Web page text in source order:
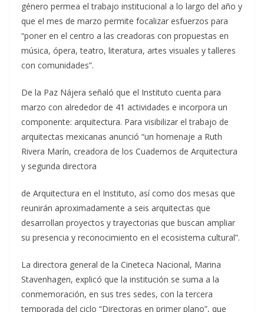
género permea el trabajo institucional a lo largo del año y
que el mes de marzo permite focalizar esfuerzos para
“poner en el centro a las creadoras con propuestas en
música, ópera, teatro, literatura, artes visuales y talleres
con comunidades”.
De la Paz Nájera señaló que el Instituto cuenta para
marzo con alrededor de 41 actividades e incorpora un
componente: arquitectura. Para visibilizar el trabajo de
arquitectas mexicanas anunció “un homenaje a Ruth
Rivera Marín, creadora de los Cuadernos de Arquitectura
y segunda directora
de Arquitectura en el Instituto, así como dos mesas que
reunirán aproximadamente a seis arquitectas que
desarrollan proyectos y trayectorias que buscan ampliar
su presencia y reconocimiento en el ecosistema cultural”.
La directora general de la Cineteca Nacional, Marina
Stavenhagen, explicó que la institución se suma a la
conmemoración, en sus tres sedes, con la tercera
temporada del ciclo “Directoras en primer plano”, que